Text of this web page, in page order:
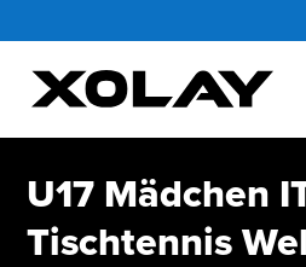
U17 Mädchen
Tischtennis